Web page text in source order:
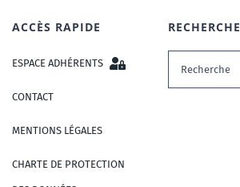
ACCÈS RAPIDE
ESPACE ADHÉRENTS
CONTACT
MENTIONS LÉGALES
CHARTE DE PROTECTION
RECHERCHE
Rechercher: